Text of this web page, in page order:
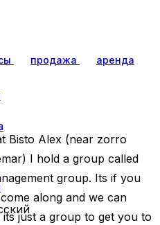
продажа
аренда
Bisto Alex (near zorro
I hold a group called
group. Its if you
along and we can
just a group to get you to